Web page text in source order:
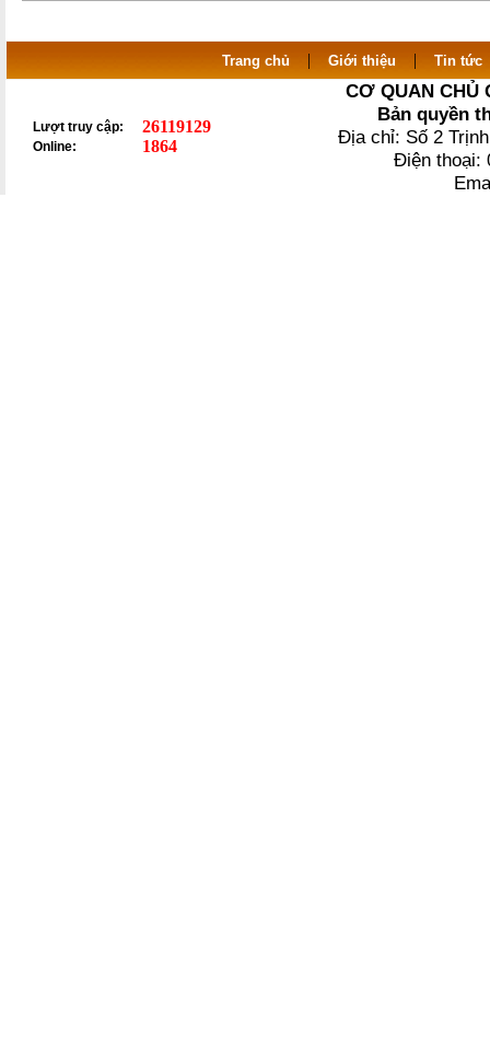
Trang chủ | Giới thiệu | Tin tức
Lượt truy cập: 26119129
Online: 1864
CƠ QUAN CHỦ
Bản quyền
Địa chỉ: Số 2
Điện